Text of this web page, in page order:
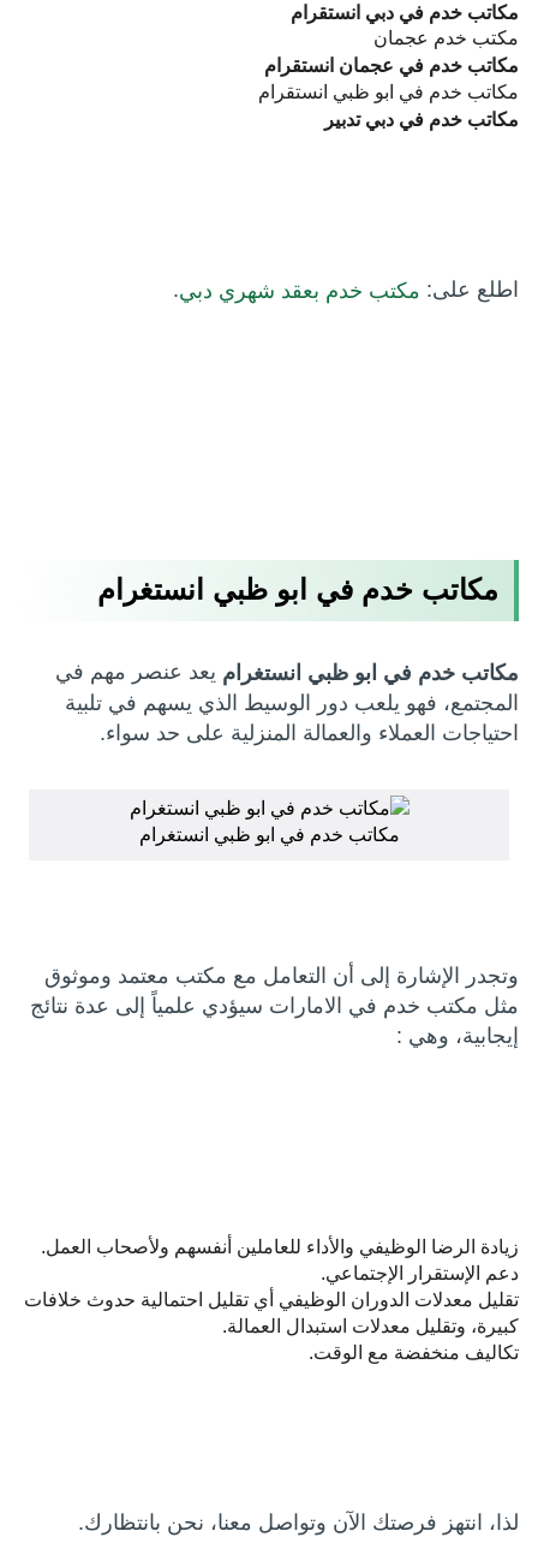
مكاتب خدم في دبي انستقرام
مكتب خدم عجمان
مكاتب خدم في عجمان انستقرام
مكاتب خدم في ابو ظبي انستقرام
مكاتب خدم في دبي تدبير
اطلع على: مكتب خدم بعقد شهري دبي.
مكاتب خدم في ابو ظبي انستغرام
مكاتب خدم في ابو ظبي انستغرام يعد عنصر مهم في
المجتمع، فهو يلعب دور الوسيط الذي يسهم في تلبية
احتياجات العملاء والعمالة المنزلية على حد سواء.
مكاتب خدم في ابو ظبي انستغرام
وتجدر الإشارة إلى أن التعامل مع مكتب معتمد وموثوق
مثل مكتب خدم في الامارات سيؤدي علمياً إلى عدة نتائج
إيجابية، وهي :
زيادة الرضا الوظيفي والأداء للعاملين أنفسهم ولأصحاب العمل.
دعم الإستقرار الإجتماعي.
تقليل معدلات الدوران الوظيفي أي تقليل احتمالية حدوث خلافات
كبيرة، وتقليل معدلات استبدال العمالة.
تكاليف منخفضة مع الوقت.
لذا، انتهز فرصتك الآن وتواصل معنا، نحن بانتظارك.